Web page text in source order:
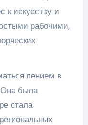
к искусству и
рабочими,
пением в
Она была
стала